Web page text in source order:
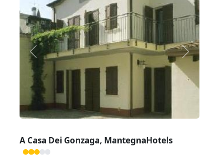
Zurück Weiter
A Casa Dei Gonzaga, MantegnaHotels